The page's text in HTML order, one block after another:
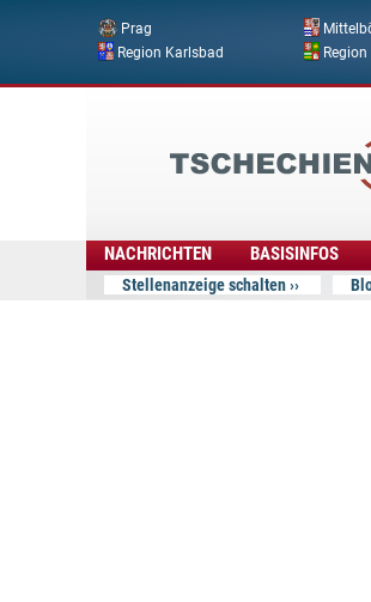
Prag
Region Karlsbad
Online
NACHRICHTEN BASISINFOS
Stellenanzeige schalten